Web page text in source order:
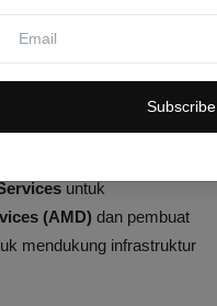
Subscribe
terbesar unit
model AI besar dan
mencari sumber chip
untuk
(AMD) dan pembuat
mendukung infrastruktur